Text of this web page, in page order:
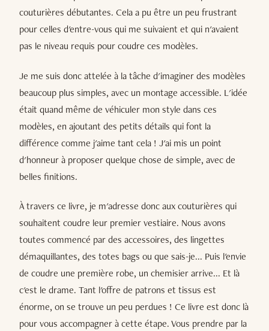
couturières débutantes. Cela a pu être un peu frustrant
pour celles d'entre-vous qui me suivaient et qui n'avaient
pas le niveau requis pour coudre ces modèles.
Je me suis donc attelée à la tâche d'imaginer des modèles
beaucoup plus simples, avec un montage accessible. L'idée
était quand même de véhiculer mon style dans ces
modèles, en ajoutant des petits détails qui font la
différence comme j'aime tant cela ! J'ai mis un point
d'honneur à proposer quelque chose de simple, avec de
belles finitions.
À travers ce livre, je m'adresse donc aux couturières qui
souhaitent coudre leur premier vestiaire. Nous avons
toutes commencé par des accessoires, des lingettes
démaquillantes, des totes bags ou que sais-je... Puis l'envie
de coudre une première robe, un chemisier arrive... Et là
c'est le drame. Tant l'offre de patrons et tissus est
énorme, on se trouve un peu perdues ! Ce livre est donc là
pour vous accompagner à cette étape. Vous prendre par la